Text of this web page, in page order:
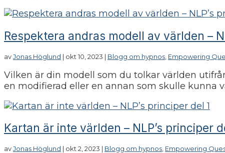
Respektera andras modell av världen –
avJonas Höglund | okt 10, 2023 | Blogg om hypnos Empowering
Vilken är din modell som du tolkar världen
en modifierad eller en annan som skulle kunna
Kartan är inte världen – NLP’s principer
avJonas Höglund | okt 2, 2023 | Blogg om hypnos Empowering